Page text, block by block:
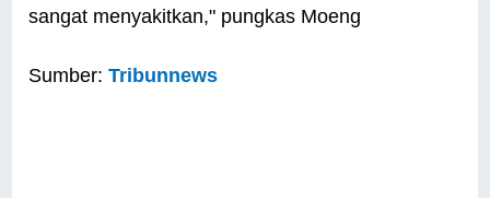
sangat menyakitkan," pungkas Moeng
Sumber:Tribunnews